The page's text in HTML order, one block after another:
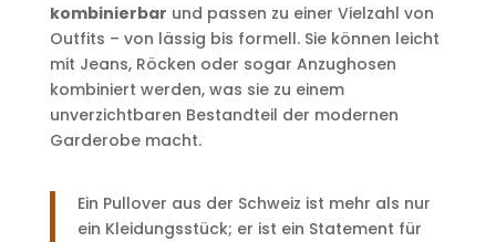
kombinierbar und passen zu einer Vielzahl von
Outfits – von lässig bis formell. Sie können leicht
mit Jeans, Röcken oder sogar Anzughosen
kombiniert werden, was sie zu einem
unverzichtbaren Bestandteil der modernen
Garderobe macht.
Ein Pullover aus der Schweiz ist mehr als nur
ein Kleidungsstück; er ist ein Statement für